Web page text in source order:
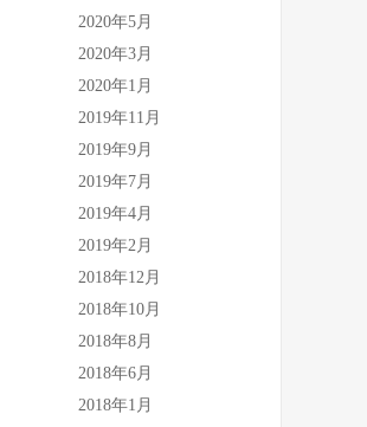
2020年5月
2020年3月
2020年1月
2019年11月
2019年9月
2019年7月
2019年4月
2019年2月
2018年12月
2018年10月
2018年8月
2018年6月
2018年1月